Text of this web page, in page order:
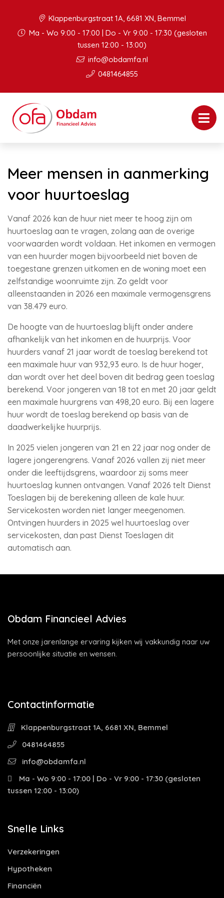
Klappenburgstraat 1A, 6681 XN, Bemmel
Ma - Wo 9:00 - 17:00 | Do - Vr 9:00 - 17:30 (gesloten
tussen 12:00 - 13:00)
info@obdamfa.nl
0481464855
Meer mensen in aanmerking
voor huurtoeslag
Vanaf 2026 kan de huur niet meer te hoog zijn om
huurtoeslag aan te vragen, zolang aan de overige
voorwaarden wordt voldaan. Het inkomen en vermogen
van een huurder mogen bijvoorbeeld niet boven de
toegestane grenzen uitkomen en de woning moet een
zelfstandige woonruimte zijn. Zo geldt voor
alleenstaanden in 2026 een maximale vermogensgrens
van 38.479 euro.
De hoogte van de huurtoeslag blijft onder andere
afhankelijk van het inkomen en de huurprijs. Voor
huurders vanaf 21 jaar wordt de toeslag berekend tot
een maximale huur van 932,93 euro. Is de huur hoger,
dan wordt over het deel boven dit bedrag geen toeslag
berekend. Voor jongeren van 18 tot en met 20 jaar geldt
een maximale huurgrens van 498,20 euro. Bij een lagere
huur wordt de toeslag berekend op basis van de
daadwerkelijke huurprijs.
In 2025 vielen jongeren van 21 en 22 jaar nog onder de
lagere jongerengrens. Vanaf 2026 vallen zij niet meer
onder die leeftijdsgrens, waardoor zij soms meer
huurtoeslag kunnen ontvangen. Vanaf 2026 telt Dienst
Toeslagen bij de berekening alleen de kale huur.
Servicekosten worden niet langer meegenomen.
Ontvingen huurders in 2025 wel huurtoeslag over
servicekosten, dan past Dienst Toeslagen dit
automatisch aan.
Obdam Financieel Advies
Met onze jarenlange ervaring kijken wij vakkundig naar uw
persoonlijke situatie en wensen.
Contactinformatie
Klappenburgstraat 1A, 6681 XN, Bemmel
0481464855
info@obdamfa.nl
Ma - Wo 9:00 - 17:00 | Do - Vr 9:00 - 17:30 (gesloten
tussen 12:00 - 13:00)
Snelle Links
Verzekeringen
Hypotheken
Financiën